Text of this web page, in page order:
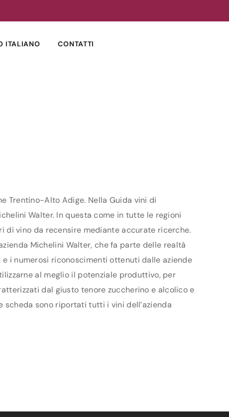
ITALIANO CONTATTI
Trentino-Alto Adige. Nella Guida vini di
Walter. In questa come in tutte le regioni
di vino da recensire mediante accurate ricerche.
Michelini Walter, che fa parte delle realtà
i numerosi riconoscimenti ottenuti dalle aziende
al meglio il potenziale produttivo, per
dal giusto tenore zuccherino e alcolico e
sono riportati tutti i vini dell’azienda